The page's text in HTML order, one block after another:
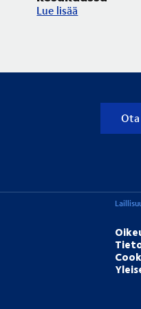
Tornion siltatyö
Lue lisää